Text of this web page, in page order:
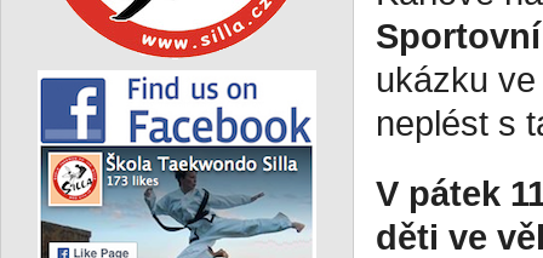
ukázku
neplést s
V pátek
děti ve